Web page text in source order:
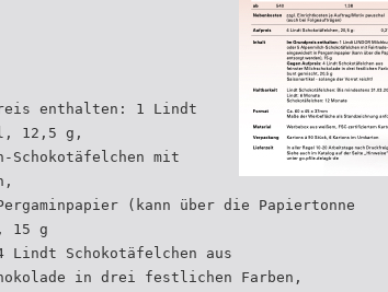
enthalten: 1 Lindt
12,5 g,
Schokotäfelchen mit
(kann über die Papiertonne
15 g
Lindt Schokotäfelchen aus
in drei festlichen Farben,